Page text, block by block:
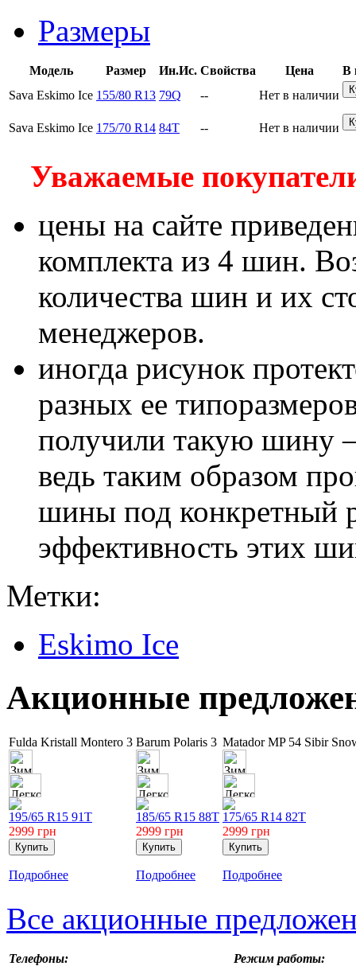
Размеры
Модель Размер Ин.Ис. Свойства Цена
В
Sava Eskimo Ice 155/80 R13 79Q -- Нет в наличии
Sava Eskimo Ice 175/70 R14 84T -- Нет в наличии
Уважаемые
цены на сайте
комплекта из 4 шин.
количества шин и их
менеджеров.
иногда рисунок
разных ее
получили такую шину
ведь таким образом
шины под конкретный
эффективность этих
Метки:
Eskimo Ice
Акционные
Fulda Kristall Montero 3
195/65 R15 91T
2999 грн
Подробнее
Barum Polaris 3
185/65 R15 88T
2999 грн
Подробнее
Matador MP 54 Sibir
175/65 R14 82T
2999 грн
Подробнее
Все акционные
Телефоны:
Режим работы: